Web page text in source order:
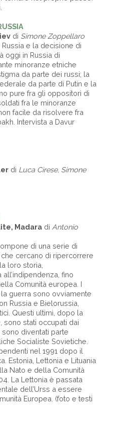
di Simone Zoppellaro
e la decisione di
oggi in Russia di
minoranze etniche
da parte dei russi; la
da parte di Putin e la
pure fra gli oppositori di
fra le minoranze
facile da risolvere fra
Intervista a Davur
di Luca Cirese, Simone
Madara di Antonio
di una serie di
cercano di ripercorrere
loro storia,
fino
Comunità europea. I
guerra sono ovviamente
Russia e Bielorussia,
Questi ultimi, dopo la
sono stati occupati dai
diventati parte
Socialiste Sovietiche.
nel 1991 dopo il
Estonia, Lettonia e Lituania
Nato e della Comunità
La Lettonia è passata
dell’Urss a essere
Europea. (foto e testi